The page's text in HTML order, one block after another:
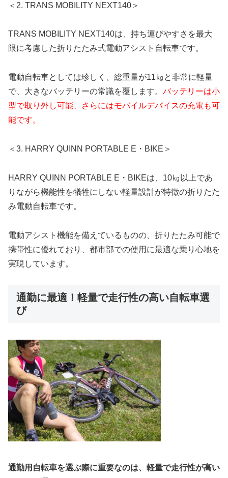
＜2. TRANS MOBILITY NEXT140＞
TRANS MOBILITY NEXT140は、持ち運びやすさを最大
限に考慮した折りたたみ式電動アシスト自転車です。
電動自転車としては珍しく、総重量が11㎏と非常に軽量
で、大きなバッテリーの常識を覆します。 バッテリーは小
型で取り外し可能、さらにはモバイルデバイスの充電も可
能です。
＜3. HARRY QUINN PORTABLE E・BIKE＞
HARRY QUINN PORTABLE E・BIKEは、10㎏以上であ
りながら機能性を犠牲にしない軽量設計が特徴の折りたた
み電動自転車です。
電動アシスト機能を備えているものの、折りたたみ可能で
携帯性に優れており、都市部での使用に最適な乗り心地を
実現しています。
通勤に最適！軽量で走行性の高い自転車選
び
通勤用自転車を選ぶ際に重要なのは、軽量で走行性が高い